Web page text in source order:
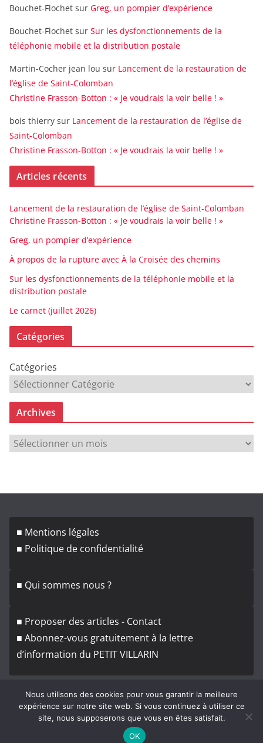
Bouchet-Flochet sur Greg, un pompier d’expérience
Bouchet-Flochet sur Sur les dysfonctionnements de la
téléphonie mobile et la distribution postale
Martin-Cocher jean lou sur Lancement de la restauration de
l’église de Saint-Colomban
Christine Frasson-Botton : « Je voudrais la voir belle ! »
bois thierry sur Lancement de la restauration de l’église de
Saint-Colomban
Christine Frasson-Botton : « Je voudrais la voir belle ! »
Articles récents
Lancement de la restauration de l’église de Saint-Colomban
Christine Frasson-Botton : « Je voudrais la voir belle ! »
Greg, un pompier d’expérience
À propos de la rupture avec À la Croisée des chemins
Sur les dysfonctionnements de la téléphonie mobile et la
distribution postale
Le carnet (juillet 2026)
Catégories
Catégories
Archives
A
h
■ Mentions légales
■ Politique de confidentialité
■ Qui sommes nous ?
■ Proposer des articles - Contact
■ Abonnez-vous gratuitement à la lettre
d’information du PETIT VILLARIN
Le Petit Villarin
Nous utilisons des cookies pour vous garantir la meilleure
expérience sur notre site web. Si vous continuez à utiliser ce
site, nous supposerons que vous en êtes satisfait.
OK